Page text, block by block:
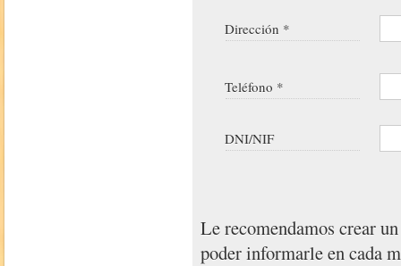
Dirección *
Teléfono *
DNI/NIF
Le recomendamos crear
poder informarle en cada